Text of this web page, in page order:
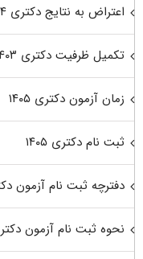
اعتراض به نتایج دکتری ۱۴۰۴
تکمیل ظرفیت دکتری ۱۴۰۳
زمان آزمون دکتری ۱۴۰۵
ثبت نام دکتری ۱۴۰۵
دفترچه ثبت نام آزمون دکتری
نحوه ثبت نام آزمون دکتری